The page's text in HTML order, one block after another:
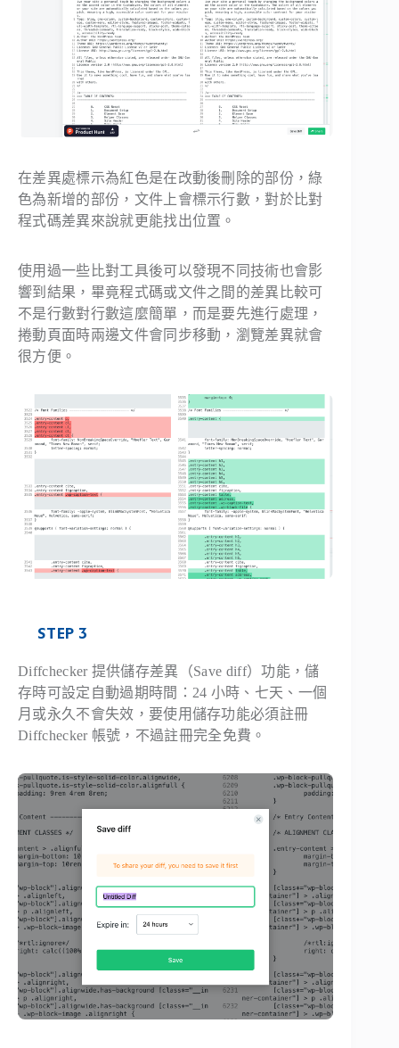
在差異處標示為紅色是在改動後刪除的部份，綠
色為新增的部份，文件上會標示行數，對於比對
程式碼差異來說就更能找出位置。
使用過一些比對工具後可以發現不同技術也會影
響到結果，畢竟程式碼或文件之間的差異比較可
不是行數對行數這麼簡單，而是要先進行處理，
捲動頁面時兩邊文件會同步移動，瀏覽差異就會
很方便。
STEP 3
Diffchecker 提供儲存差異（Save diff）功能，儲
存時可設定自動過期時間：24 小時、七天、一個
月或永久不會失效，要使用儲存功能必須註冊
Diffchecker 帳號，不過註冊完全免費。